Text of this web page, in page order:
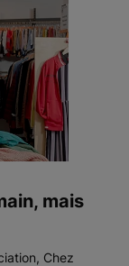
mais
Chez